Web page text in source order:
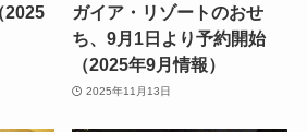
2025
ガイア・リゾートのおせ
ち、9月1日より予約開始
（2025年9月情報）
2025年11月13日